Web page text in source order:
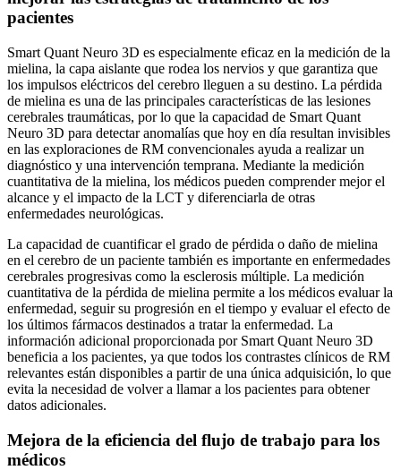
pacientes
Smart Quant Neuro 3D es especialmente eficaz en la medición de la
mielina, la capa aislante que rodea los nervios y que garantiza que
los impulsos eléctricos del cerebro lleguen a su destino. La pérdida
de mielina es una de las principales características de las lesiones
cerebrales traumáticas, por lo que la capacidad de Smart Quant
Neuro 3D para detectar anomalías que hoy en día resultan invisibles
en las exploraciones de RM convencionales ayuda a realizar un
diagnóstico y una intervención temprana. Mediante la medición
cuantitativa de la mielina, los médicos pueden comprender mejor el
alcance y el impacto de la LCT y diferenciarla de otras
enfermedades neurológicas.
La capacidad de cuantificar el grado de pérdida o daño de mielina
en el cerebro de un paciente también es importante en enfermedades
cerebrales progresivas como la esclerosis múltiple. La medición
cuantitativa de la pérdida de mielina permite a los médicos evaluar la
enfermedad, seguir su progresión en el tiempo y evaluar el efecto de
los últimos fármacos destinados a tratar la enfermedad. La
información adicional proporcionada por Smart Quant Neuro 3D
beneficia a los pacientes, ya que todos los contrastes clínicos de RM
relevantes están disponibles a partir de una única adquisición, lo que
evita la necesidad de volver a llamar a los pacientes para obtener
datos adicionales.
Mejora de la eficiencia del flujo de trabajo para los
médicos